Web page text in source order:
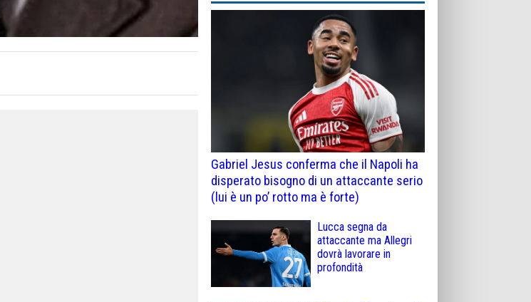
Gabriel Jesus conferma che il Napoli ha
disperato bisogno di un attaccante serio
(lui è un po’ rotto ma è forte)
Lucca segna da
attaccante ma Allegri
dovrà lavorare in
profondità